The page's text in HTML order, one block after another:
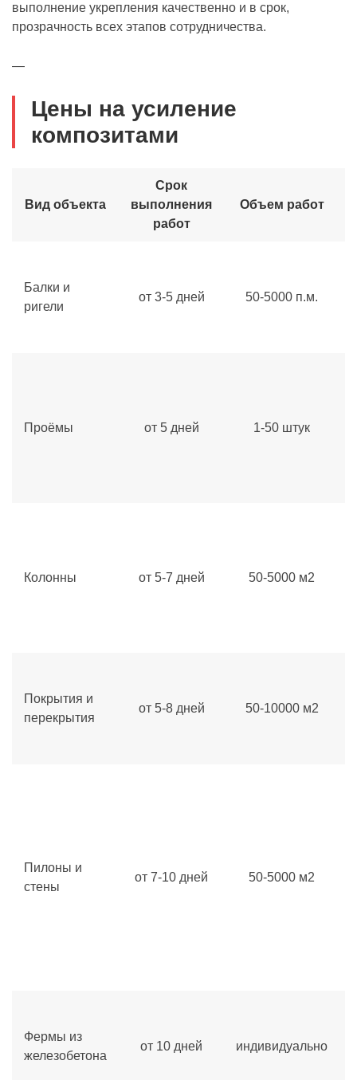
выполнение укрепления качественно и в срок,
прозрачность всех этапов сотрудничества.
—
Цены на усиление
композитами
Вид объекта
Срок
выполнения
работ
Объем работ
Балки и
ригели
от 3-5 дней 50-5000 п.м.
Проёмы от 5 дней 1-50 штук
Колонны от 5-7 дней 50-5000 м2
Покрытия и
перекрытия
от 5-8 дней 50-10000 м2
Пилоны и
стены
от 7-10 дней 50-5000 м2
Фермы из
железобетона
от 10 дней индивидуально